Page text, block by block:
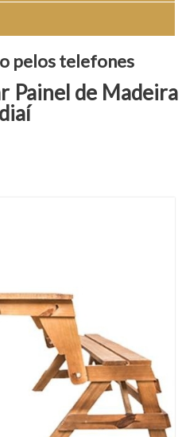
pelos telefones
Painel de Madeira